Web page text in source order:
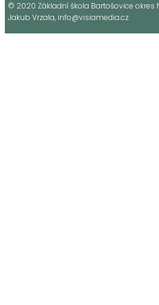
© 2020 Základní škola Bartošovice okres
Jakub Vrzala, info@visiamedia.cz